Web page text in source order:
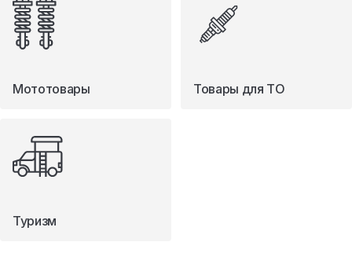
Мототовары Товары для ТО
Туризм